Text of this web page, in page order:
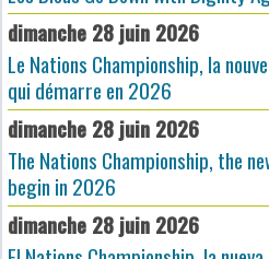
dimanche 28 juin 2026
Le Nations Championship, la
qui démarre en 2026
dimanche 28 juin 2026
The Nations Championship, the
begin in 2026
dimanche 28 juin 2026